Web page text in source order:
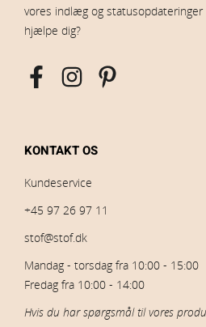
vores indlæg og statusopdateringer
hjælpe dig?
KONTAKT OS
Kundeservice
+45 97 26 97 11
stof@stof.dk
Mandag - torsdag fra 10:00 - 15:00
Fredag fra 10:00 - 14:00
Hvis du har spørgsmål til vores